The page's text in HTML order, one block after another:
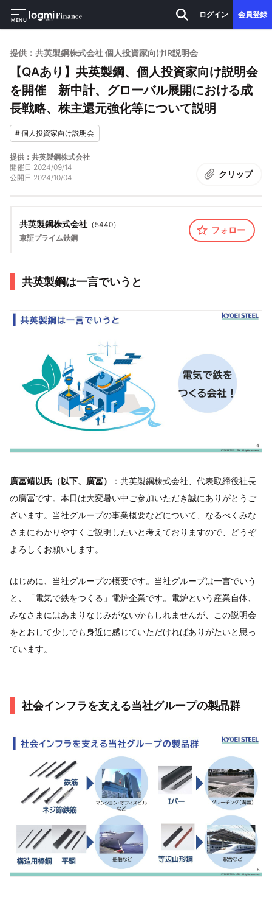
MENU
ログイン 会員登録
提供：共英製鋼株式会社 個人投資家向けIR説明会
【QAあり】共英製鋼、個人投資家向け説明会
を開催 新中計、グローバル展開における成
長戦略、株主還元強化等について説明
#個人投資家向け説明会
提供：共英製鋼株式会社
開催日 2024/09/14
公開日 2024/10/04 クリップ
共英製鋼株式会社 （ 5440）
東証プライム鉄鋼
フォロー
共英製鋼は一言でいうと
廣冨靖以氏（以下、廣冨）
：共英製鋼株式会社、代表取締役社長
の廣冨です。本日は大変暑い中ご参加いただき誠にありがとうご
ざいます。当社グループの事業概要などについて、なるべくみな
さまにわかりやすくご説明したいと考えておりますので、どうぞ
よろしくお願いします。
はじめに、当社グループの概要です。当社グループは一言でいう
と、「電気で鉄をつくる」電炉企業です。電炉という産業自体、
みなさまにはあまりなじみがないかもしれませんが、この説明会
をとおして少しでも身近に感じていただければありがたいと思っ
ています。
社会インフラを支える当社グループの製品群